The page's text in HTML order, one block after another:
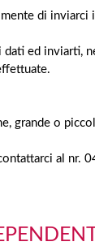
di inviarci
ed inviarti,
grande o
al nr.